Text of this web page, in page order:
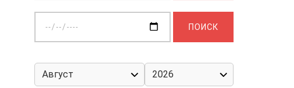
дату: